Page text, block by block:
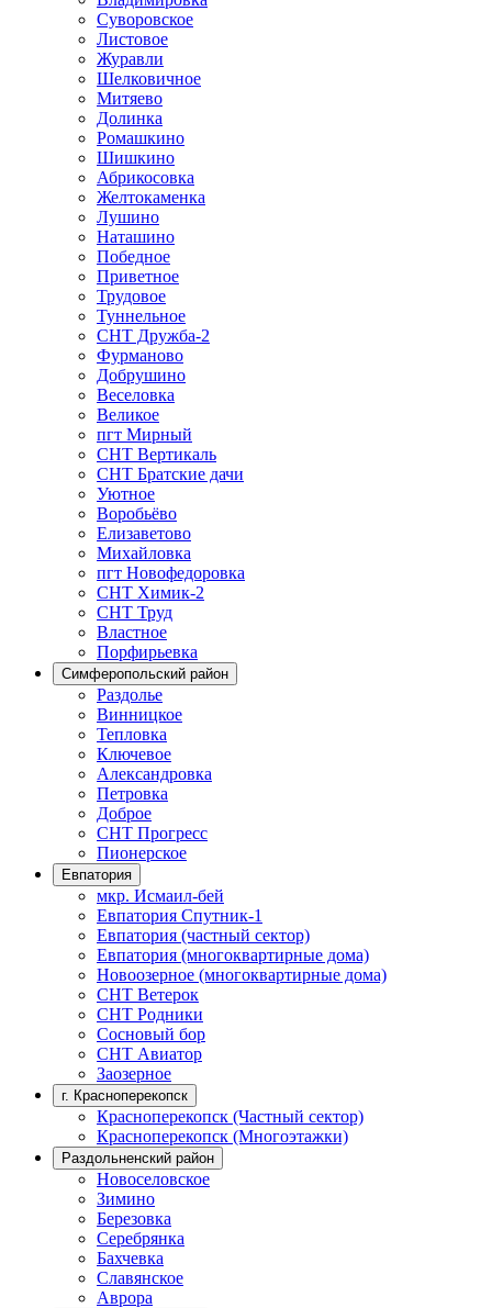
Суворовское
Листовое
Журавли
Шелковичное
Митяево
Долинка
Ромашкино
Шишкино
Абрикосовка
Желтокаменка
Лушино
Наташино
Победное
Приветное
Трудовое
Туннельное
СНТ Дружба-2
Фурманово
Добрушино
Веселовка
Великое
пгт Мирный
СНТ Вертикаль
СНТ Братские дачи
Уютное
Воробьёво
Елизаветово
Михайловка
пгт Новофедоровка
СНТ Химик-2
СНТ Труд
Властное
Порфирьевка
Симферопольский район
Раздолье
Винницкое
Тепловка
Ключевое
Александровка
Петровка
Доброе
СНТ Прогресс
Пионерское
Евпатория
мкр. Исмаил-бей
Евпатория Спутник-1
Евпатория (частный сектор)
Евпатория (многоквартирные дома)
Новоозерное (многоквартирные дома)
СНТ Ветерок
СНТ Родники
Сосновый бор
СНТ Авиатор
Заозерное
г. Красноперекопск
Красноперекопск (Частный сектор)
Красноперекопск (Многоэтажки)
Раздольненский район
Новоселовское
Зимино
Березовка
Серебрянка
Бахчевка
Славянское
Аврора